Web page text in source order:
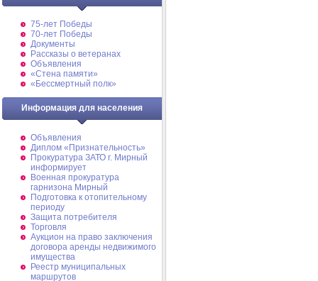
75-лет Победы
70-лет Победы
Документы
Рассказы о ветеранах
Объявления
«Стена памяти»
«Бессмертный полк»
Информация для населения
Объявления
Диплом «Признательность»
Прокуратура ЗАТО г. Мирный
информирует
Военная прокуратура
гарнизона Мирный
Подготовка к отопительному
периоду
Защита потребителя
Торговля
Аукцион на право заключения
договора аренды недвижимого
имущества
Реестр муниципальных
маршрутов